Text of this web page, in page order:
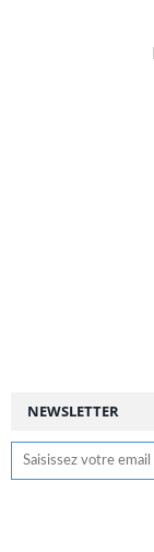
NEWSLETTER